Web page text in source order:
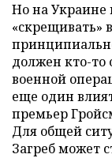
Но на Украине
«скрещивать»
должен кто-то
военной
еще один
премьер
Для общей
Загреб может